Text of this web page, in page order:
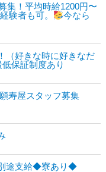
集！平均時給1200円〜
験者も可。
今なら
（好きな時に好きなだ
保証制度あり
寿屋スタッフ募集
途支給◆寮あり◆